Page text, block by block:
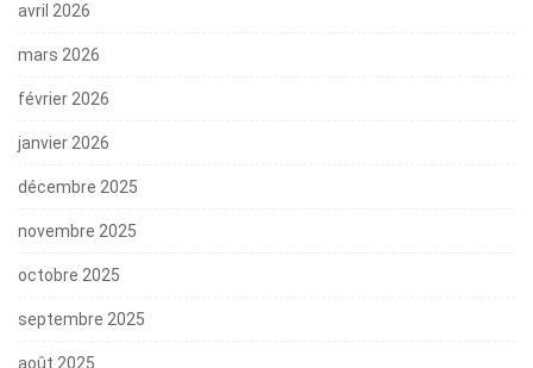
avril 2026
mars 2026
février 2026
janvier 2026
décembre 2025
novembre 2025
octobre 2025
septembre 2025
août 2025